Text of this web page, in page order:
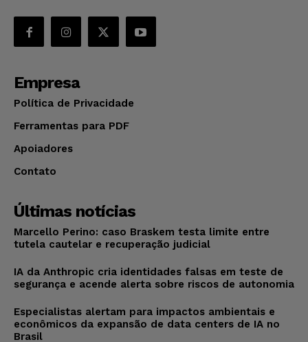
Empresa
Política de Privacidade
Ferramentas para PDF
Apoiadores
Contato
Últimas notícias
Marcello Perino: caso Braskem testa limite entre
tutela cautelar e recuperação judicial
IA da Anthropic cria identidades falsas em teste de
segurança e acende alerta sobre riscos de autonomia
Especialistas alertam para impactos ambientais e
econômicos da expansão de data centers de IA no
Brasil